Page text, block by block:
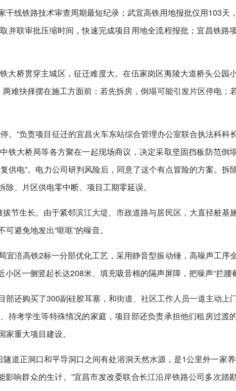
干线铁路技术审查周期最短纪录；武宜高铁用地报批仅用103天
并联审批压缩时间，快速完成项目用地全流程报批；宜昌铁路
大桥贯穿主城区，征迁难度大。在伍家岗区夷陵大道桥头公园
难抉择摆在施工方面前：若先拆房，倒塌可能引发片区停电；
。”负责项目征迁的宜昌火车东站综合管理办公室联合执法科科
铁大桥局等各方聚在一起现场商议，决定采取坚固挡板防范倒
供电”。电力公司研判风险后，同意了这个有点冒险的方案。拆
、片区供电零中断、项目工期零延误。
节生长。由于紧邻滨江大堤、市政道路与居民区，大直径桩基
避免地发出“哐哐”的噪音。
宜涪高铁2标一分部优化工艺，采用静音型振动锤，高噪声工序
区一侧竖起长达208米、填充吸音棉的隔声屏障，把噪声“拦腰截
部还购买了300副硅胶耳塞，和街道、社区工作人员一道主动上
待考学生等特殊情况的家庭，项目部还负责承担他们租房过渡
重大项目建设。
道正洞口和平导洞口之间有处溶洞天然水源，是1公里外一家养
影响群众的生计。”宜昌市发改委联合长江沿岸铁路公司多次踏